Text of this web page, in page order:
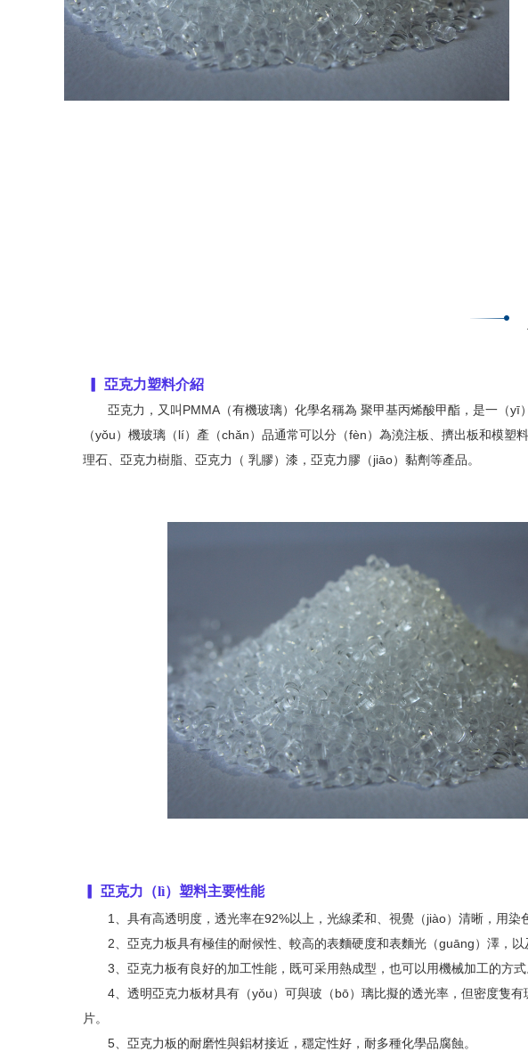
亞克力塑料介紹
亞克力，又叫 PMMA （有機玻璃）化學名稱為 聚甲基丙烯酸甲酯，是一（
（yǒu）機玻璃（lí）產（chǎn）品通常可以分（fèn）為澆注板、擠出板和模
理石、亞克力樹脂、亞克力（ 乳膠）漆，亞克力膠（jiāo）黏劑等產品。
▎ 亞克力（lì）塑料主要性能
1、具有高透明度，透光率在92%以上，光線柔和、視覺（jiào）清晰，用染
2 、亞克力板具有極佳的耐候性、較高的表麵硬度和表麵光（guāng）澤，以
3、亞克力板有良好的加工性能，既可采用熱成型，也可以用機械加工的方式
4、透明亞克力板材具有（yǒu）可與玻（bō）璃比擬的透光率，但密度隻
片。
5、亞克力板的耐磨性與鋁材接近，穩定性好，耐多種化學品腐蝕。